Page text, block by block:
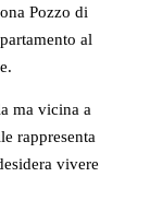
Pozzo di
al
ma vicina a
rappresenta
vivere